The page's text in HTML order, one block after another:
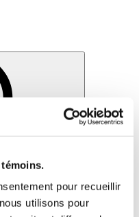
pour recueillir
utilisons pour